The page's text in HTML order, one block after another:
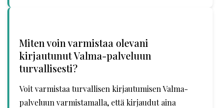
Miten voin varmistaa olevani
kirjautunut Valma-palveluun
turvallisesti?
Voit varmistaa turvallisen kirjautumisen Valma-
palveluun varmistamalla, että kirjaudut aina